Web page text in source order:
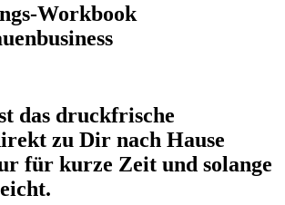
Workbook
das druckfrische
zu Dir nach Hause
für kurze Zeit und solange